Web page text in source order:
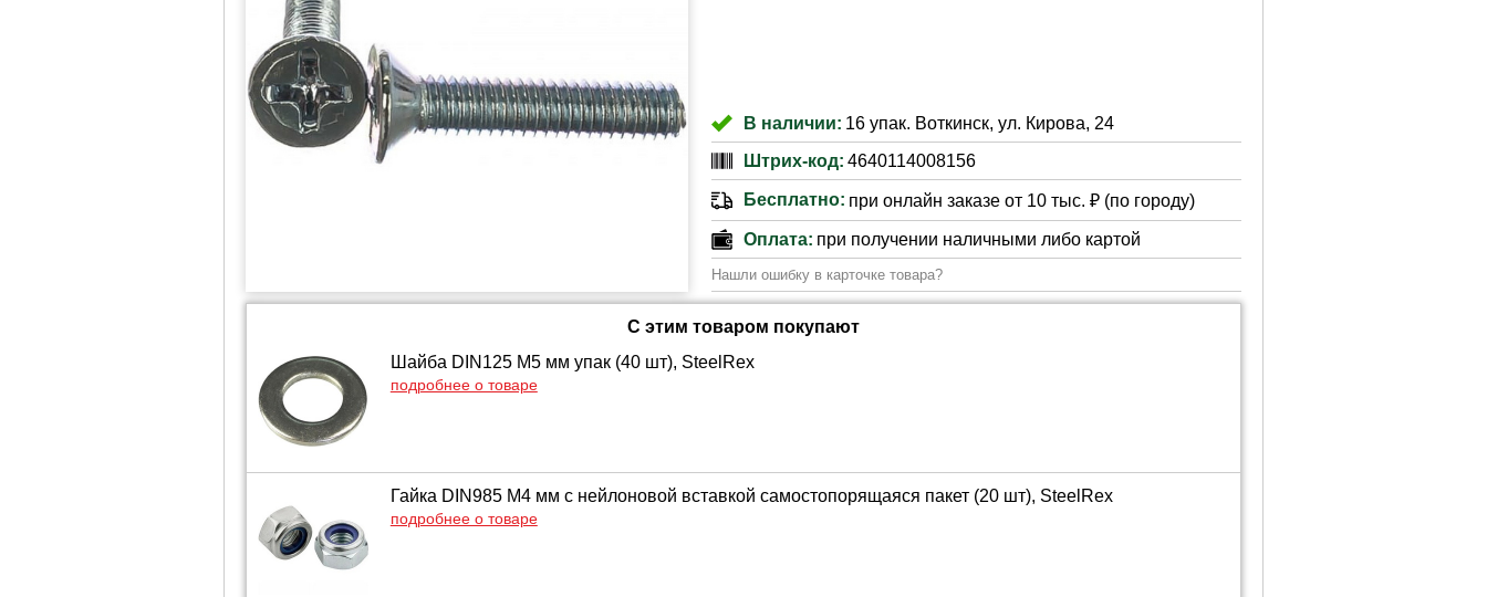
В наличии: 16 упак. Воткинск, ул. Кирова, 24
Штрих-код: 4640114008156
Бесплатно: при онлайн заказе от 10 тыс. ₽ (по городу)
Оплата: при получении наличными либо картой
Нашли ошибку в карточке товара?
С этим товаром покупают
Шайба DIN125 М5 мм упак (40 шт), SteelRex
подробнее о товаре
Гайка DIN985 М4 мм с нейлоновой вставкой самостопорящаяся пакет (20 шт), SteelRex
подробнее о товаре